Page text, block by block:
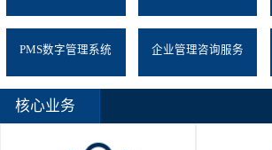
PMS数字管理系统 企业管理咨询服务
核心业务